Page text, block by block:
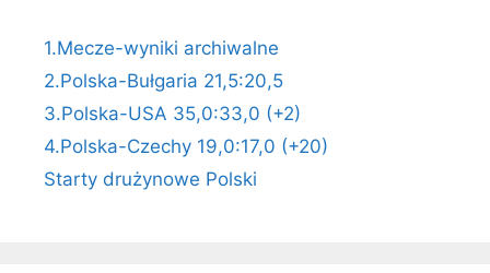
1.Mecze-wyniki archiwalne
2.Polska-Bułgaria 21,5:20,5
3.Polska-USA 35,0:33,0 (+2)
4.Polska-Czechy 19,0:17,0 (+20)
Starty drużynowe Polski